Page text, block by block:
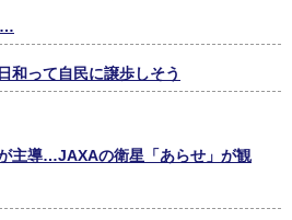
和って自民に譲歩しそう
主導…JAXAの衛星「あらせ」が観